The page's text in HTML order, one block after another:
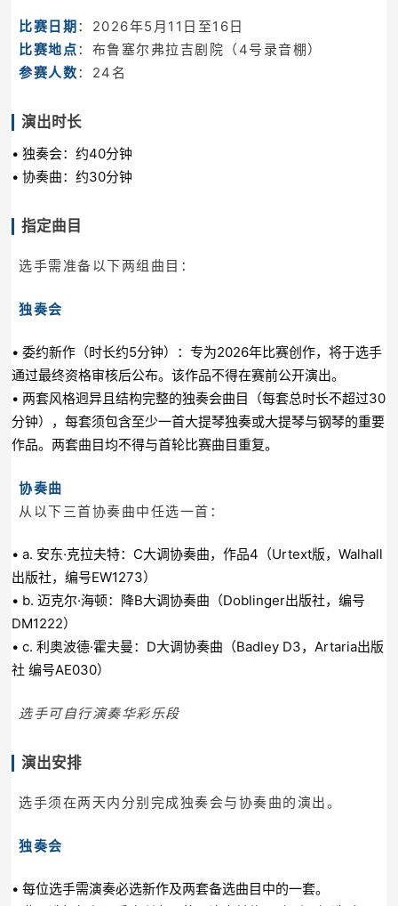
比赛日期 ：2026年5月11日至16日
比赛地点：布鲁塞尔弗拉吉剧院（4号录音棚）
参赛人数：24名
演出时长
• 独奏会：约40分钟
• 协奏曲：约30分钟
指定曲目
选手需准备以下两组曲目：
独奏会
• 委约新作（时长约5分钟）：专为2026年比赛创作，将于选手
通过最终资格审核后公布。该作品不得在赛前公开演出。
• 两套风格迥异且结构完整的独奏会曲目（每套总时长不超过30
分钟），每套须包含至少一首大提琴独奏或大提琴与钢琴的重要
作品。两套曲目均不得与首轮比赛曲目重复。
协奏曲
从以下三首协奏曲中任选一首：
• a. 安东·克拉夫特：C大调协奏曲，作品4（Urtext版，Walhall
出版社，编号EW1273）
• b. 迈克尔·海顿：降B大调协奏曲（Doblinger出版社，编号
DM1222）
• c. 利奥波德·霍夫曼：D大调协奏曲（Badley D3，Artaria出版
社 编号AE030）
选手可自行演奏华彩乐段
演出安排
选手须在两天内分别完成独奏会与协奏曲的演出。
独奏会
• 每位选手需演奏必选新作及两套备选曲目中的一套。